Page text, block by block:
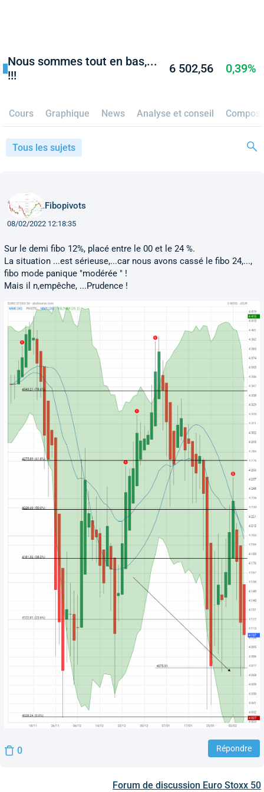
Nous sommes tout en bas,...
!!!
6 502,56 0,39%
Cours Graphique News Analyse et conseil
Tous les sujets
Fibopivots
08/02/2022 12:18:35
Sur le demi fibo 12%, placé entre le 00 et le 24 %.
La situation ...est sérieuse,...car nous avons cassé le fibo 24,...,
fibo mode panique "modérée " !
Mais il n,empêche, ...Prudence !
0 Répondre
Forum de discussion Euro Stoxx 50